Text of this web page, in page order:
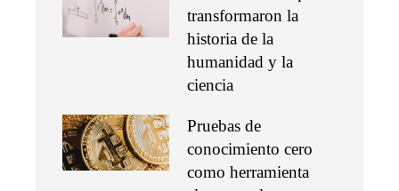
transformaron la
historia de la
humanidad y la
ciencia
Pruebas de
conocimiento cero
como herramienta